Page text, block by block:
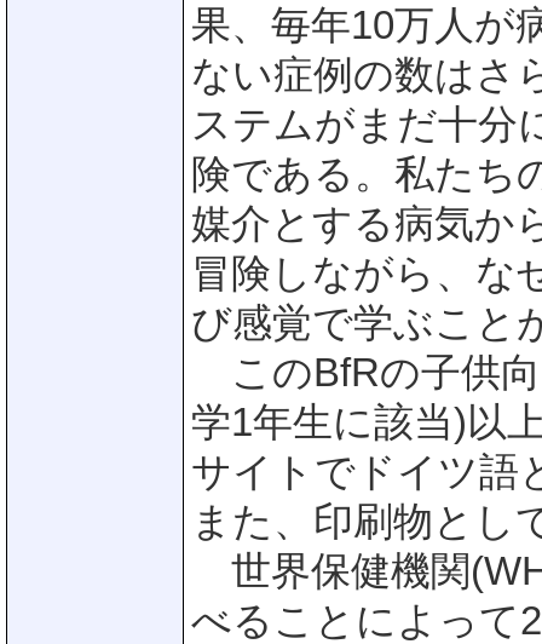
果、毎年10万人が
ない症例の数はさ
ステムがまだ十分
険である。私たち
媒介とする病気か
冒険しながら、な
び感覚で学ぶこと
このBfRの子供
学1年生に該当)以
サイトでドイツ語
また、印刷物とし
世界保健機関
べることによって